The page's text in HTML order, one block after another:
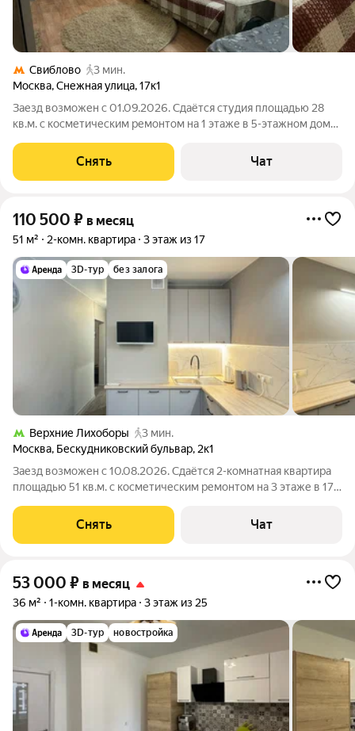
Свиблово
3 мин.
Москва,Снежная улица,17к1
Заезд возможен с 01.09.2026. Сдаётся студия площадью 28
кв.м. с косметическим ремонтом на 1 этаже в 5-этажном доме
есть парковка
Снять Чат
110 500 ₽ в месяц
51 м² 2-комн. квартира 3 этаж из 17
3D-тур без залога
Верхние Лихоборы
3 мин.
Москва, Бескудниковский бульвар, 2к1
Заезд возможен с 10.08.2026. Сдаётся 2-комнатная квартира
площадью 51 кв.м. с косметическим ремонтом на 3 этаже в 17-
Посудомоечная
Снять Чат
53 000 ₽ в месяц
36 м² 1-комн. квартира 3 этаж из 25
3D-тур новостройка